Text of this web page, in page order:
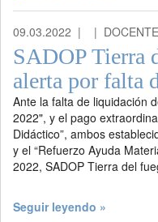
09.03.2022 | |
SADOP Tierra
alerta por falta
Ante la falta de liquidación
2022", y el pago
Didáctico”, ambos
y el “Refuerzo Ayuda
2022, SADOP Tierra del
Seguir leyendo »